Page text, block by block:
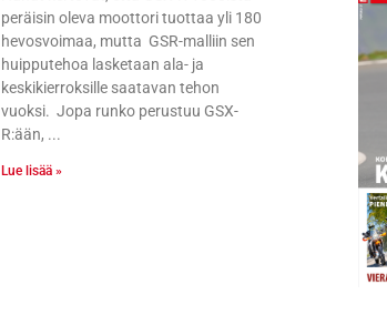
peräisin oleva moottori tuottaa yli 180
hevosvoimaa, mutta GSR-malliin sen
huipputehoa lasketaan ala- ja
keskikierroksille saatavan tehon
vuoksi. Jopa runko perustuu GSX-
R:ään,
Lue lisää »